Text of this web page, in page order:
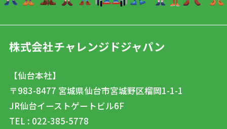
株式会社チャレンジドジャパン
【仙台本社】
〒983-8477 宮城県仙台市宮城野区榴岡1-1-1
JR仙台イーストゲートビル6F
TEL : 022-385-5778